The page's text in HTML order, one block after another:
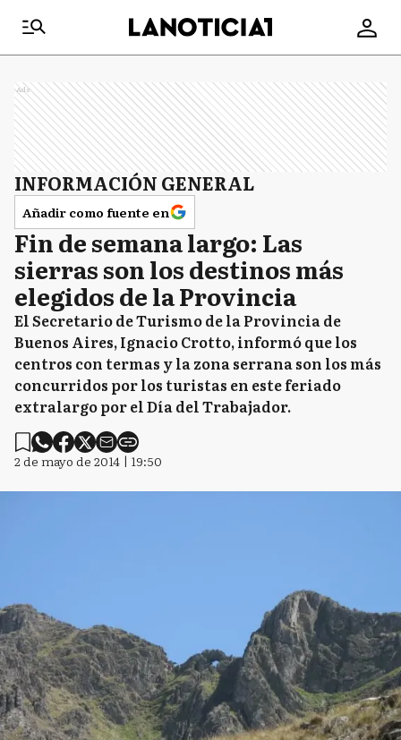
Ads
INFORMACIÓN GENERAL
Añadir como fuente en
Fin de semana largo: Las
sierras son los destinos más
elegidos de la Provincia
El Secretario de Turismo de la Provincia de
Buenos Aires, Ignacio Crotto, informó que los
centros con termas y la zona serrana son los más
concurridos por los turistas en este feriado
extralargo por el Día del Trabajador.
2 de mayo de 2014 | 19:50